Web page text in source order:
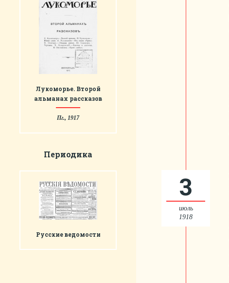
Лукоморье. Второй
альманах рассказов
Пг., 1917
Периодика
Русские ведомости
3
июль
1918